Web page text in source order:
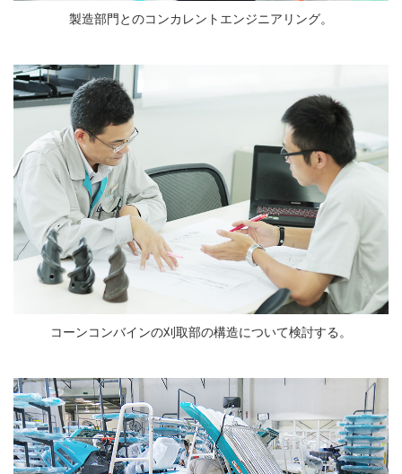
製造部門とのコンカレントエンジニアリング。
コーンコンバインの刈取部の構造について検討する。